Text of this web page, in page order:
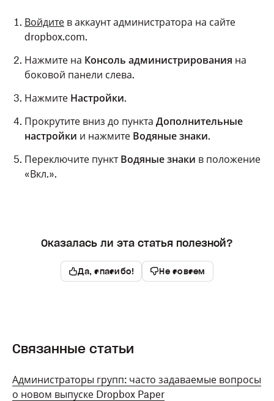
Войдите в аккаунт администратора на сайте
dropbox.com.
Нажмите на Консоль администрирования на
боковой панели слева.
Нажмите Настройки.
Прокрутите вниз до пункта Дополнительные
настройки и нажмите Водяные знаки.
Переключите пункт Водяные знаки в положение
«Вкл.».
Оказалась ли эта статья полезной?
Да, спасибо! Не совсем
Связанные статьи
Администраторы групп: часто задаваемые вопросы
о новом выпуске Dropbox Paper